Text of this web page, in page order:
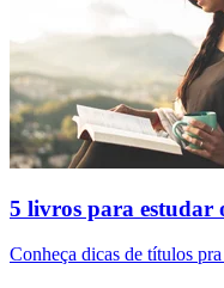
5 livros para estudar
Conheça dicas de títulos